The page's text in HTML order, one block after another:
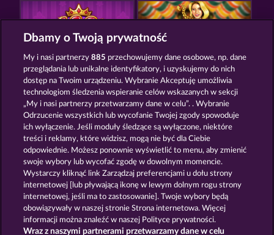
PIGGY KINGS BEER PARTY
DEAD LEGION 5 EMBER WILDS
Zasady i warunki Polityka prywatności
Dbamy o Twoją prywatność
My i nasi partnerzy885 przechowujemy dane osobowe, np. dane
przeglądania lub unikalne identyfikatory, i uzyskujemy do nich
dostęp na Twoim urządzeniu. Wybranie Akceptuję umożliwia
technologiom śledzenia wspieranie celów wskazanych w sekcji
„My i nasi partnerzy przetwarzamy dane w celu”. . Wybranie
Odrzucenie wszystkich lub wycofanie Twojej zgody spowoduje
ich wyłączenie. Jeśli moduły śledzące są wyłączone, niektóre
treści i reklamy, które widzisz, mogą nie być dla Ciebie
odpowiednie. Możesz ponownie wyświetlić to menu, aby zmienić
swoje wybory lub wycofać zgodę w dowolnym momencie.
Wystarczy kliknąć link Zarządzaj preferencjami u dołu strony
internetowej [lub pływającą ikonę w lewym dolnym rogu strony
internetowej, jeśli ma to zastosowanie]. Twoje wybory będą
obowiązywały w naszej stronie Strona internetowa. Więcej
informacji można znaleźć w naszej Polityce prywatności.
Wraz z naszymi partnerami przetwarzamy dane w celu